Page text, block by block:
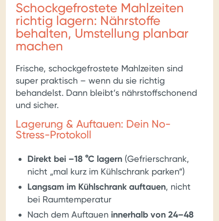
Schockgefrostete Mahlzeiten
richtig lagern: Nährstoffe
behalten, Umstellung planbar
machen
Frische, schockgefrostete Mahlzeiten sind
super praktisch – wenn du sie richtig
behandelst. Dann bleibt’s nährstoffschonend
und sicher.
Lagerung & Auftauen: Dein No-
Stress-Protokoll
Direkt bei –18 °C lagern (Gefrierschrank,
nicht „mal kurz im Kühlschrank parken“)
Langsam im Kühlschrank auftauen, nicht
bei Raumtemperatur
Nach dem Auftauen innerhalb von 24–48